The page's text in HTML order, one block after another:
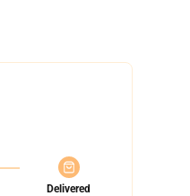
Delivered